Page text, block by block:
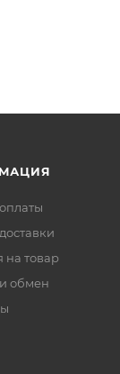
на товар
обмен